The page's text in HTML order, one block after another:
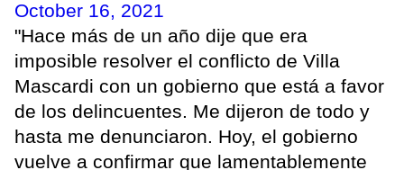
October 16, 2021
"Hace más de un año dije que era
imposible resolver el conflicto de Villa
Mascardi con un gobierno que está a favor
de los delincuentes. Me dijeron de todo y
hasta me denunciaron. Hoy, el gobierno
vuelve a confirmar que lamentablemente